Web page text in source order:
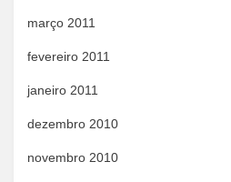
março 2011
fevereiro 2011
janeiro 2011
dezembro 2010
novembro 2010